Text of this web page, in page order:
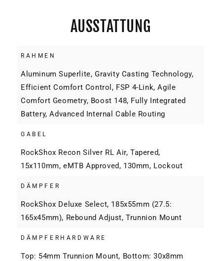
AUSSTATTUNG
RAHMEN
Aluminum Superlite, Gravity Casting Technology,
Efficient Comfort Control, FSP 4-Link, Agile
Comfort Geometry, Boost 148, Fully Integrated
Battery, Advanced Internal Cable Routing
GABEL
RockShox Recon Silver RL Air, Tapered,
15x110mm, eMTB Approved, 130mm, Lockout
DÄMPFER
RockShox Deluxe Select, 185x55mm (27.5:
165x45mm), Rebound Adjust, Trunnion Mount
DÄMPFERHARDWARE
Top: 54mm Trunnion Mount, Bottom: 30x8mm